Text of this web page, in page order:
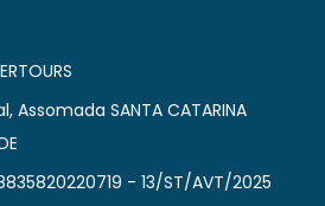
Assomada SANTA CATARINA
- 13/ST/AVT/2025